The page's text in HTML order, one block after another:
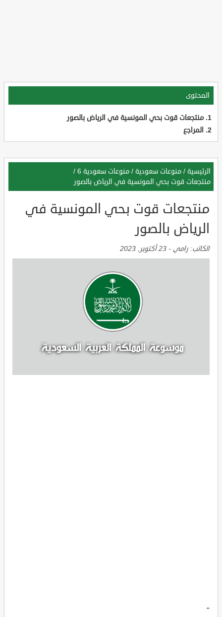
المحتوى
منتجعات قوت بحي المونسية في الرياض بالصور
المراجع
الرئيسية / منوعات سعودية / منوعات سعودية 6
/
منتجعات قوت بحي المونسية في الرياض بالصور
منتجعات قوت بحي المونسية في
الرياض بالصور
الكاتب: رامي - 23 أكتوبر, 2023
"